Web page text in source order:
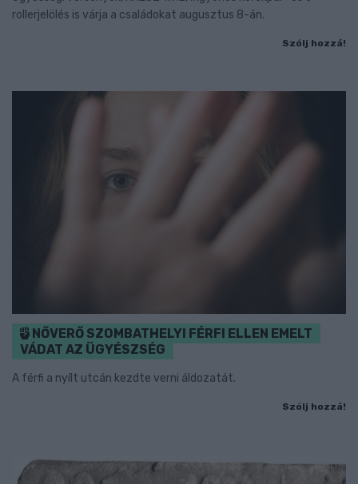
rollerjelölés is várja a családokat augusztus 8-án.
Szólj hozzá!
NŐVERŐ SZOMBATHELYI FÉRFI ELLEN EMELT
VÁDAT AZ ÜGYÉSZSÉG
A férfi a nyílt utcán kezdte verni áldozatát.
Szólj hozzá!